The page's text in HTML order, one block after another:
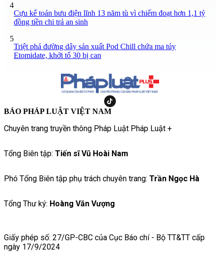
4
Cựu kế toán bưu điện lĩnh 13 năm tù vì chiếm đoạt hơn 1,1 tỷ
đồng tiền chi trả an sinh
5
Triệt phá đường dây sản xuất Pod Chill chứa ma túy
Etomidate, khởi tố 30 bị can
BÁO PHÁP LUẬT VIỆT NAM
Chuyên trang truyền thông Pháp Luật Pháp Luật +
Tổng Biên tập: Tiến sĩ Vũ Hoài Nam
Phó Tổng Biên tập phụ trách chuyên trang: Trần Ngọc Hà
Tổng Thư ký: Hoàng Văn Vượng
Giấy phép số: 27/GP-CBC của Cục Báo chí - Bộ TT&TT cấp
ngày 17/9/2024